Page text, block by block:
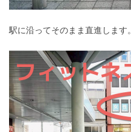
駅に沿ってそのまま直進します。